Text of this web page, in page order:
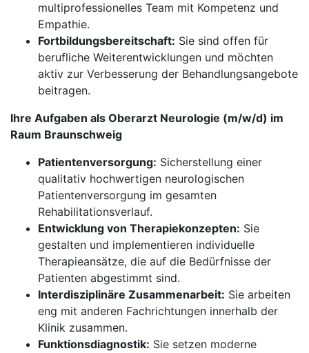
multiprofessionelles Team mit Kompetenz und
Empathie.
Fortbildungsbereitschaft: Sie sind offen für
berufliche Weiterentwicklungen und möchten
aktiv zur Verbesserung der Behandlungsangebote
beitragen.
Ihre Aufgaben als Oberarzt Neurologie (m/w/d) im
Raum Braunschweig
Patientenversorgung: Sicherstellung einer
qualitativ hochwertigen neurologischen
Patientenversorgung im gesamten
Rehabilitationsverlauf.
Entwicklung von Therapiekonzepten: Sie
gestalten und implementieren individuelle
Therapieansätze, die auf die Bedürfnisse der
Patienten abgestimmt sind.
Interdisziplinäre Zusammenarbeit: Sie arbeiten
eng mit anderen Fachrichtungen innerhalb der
Klinik zusammen.
Funktionsdiagnostik: Sie setzen moderne